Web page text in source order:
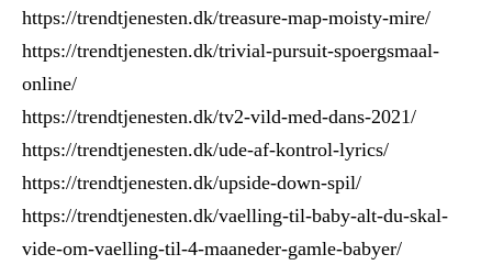
https://trendtjenesten.dk/treasure-map-moisty-mire/
https://trendtjenesten.dk/trivial-pursuit-spoergsmaal-
online/
https://trendtjenesten.dk/tv2-vild-med-dans-2021/
https://trendtjenesten.dk/ude-af-kontrol-lyrics/
https://trendtjenesten.dk/upside-down-spil/
https://trendtjenesten.dk/vaelling-til-baby-alt-du-skal-
vide-om-vaelling-til-4-maaneder-gamle-babyer/